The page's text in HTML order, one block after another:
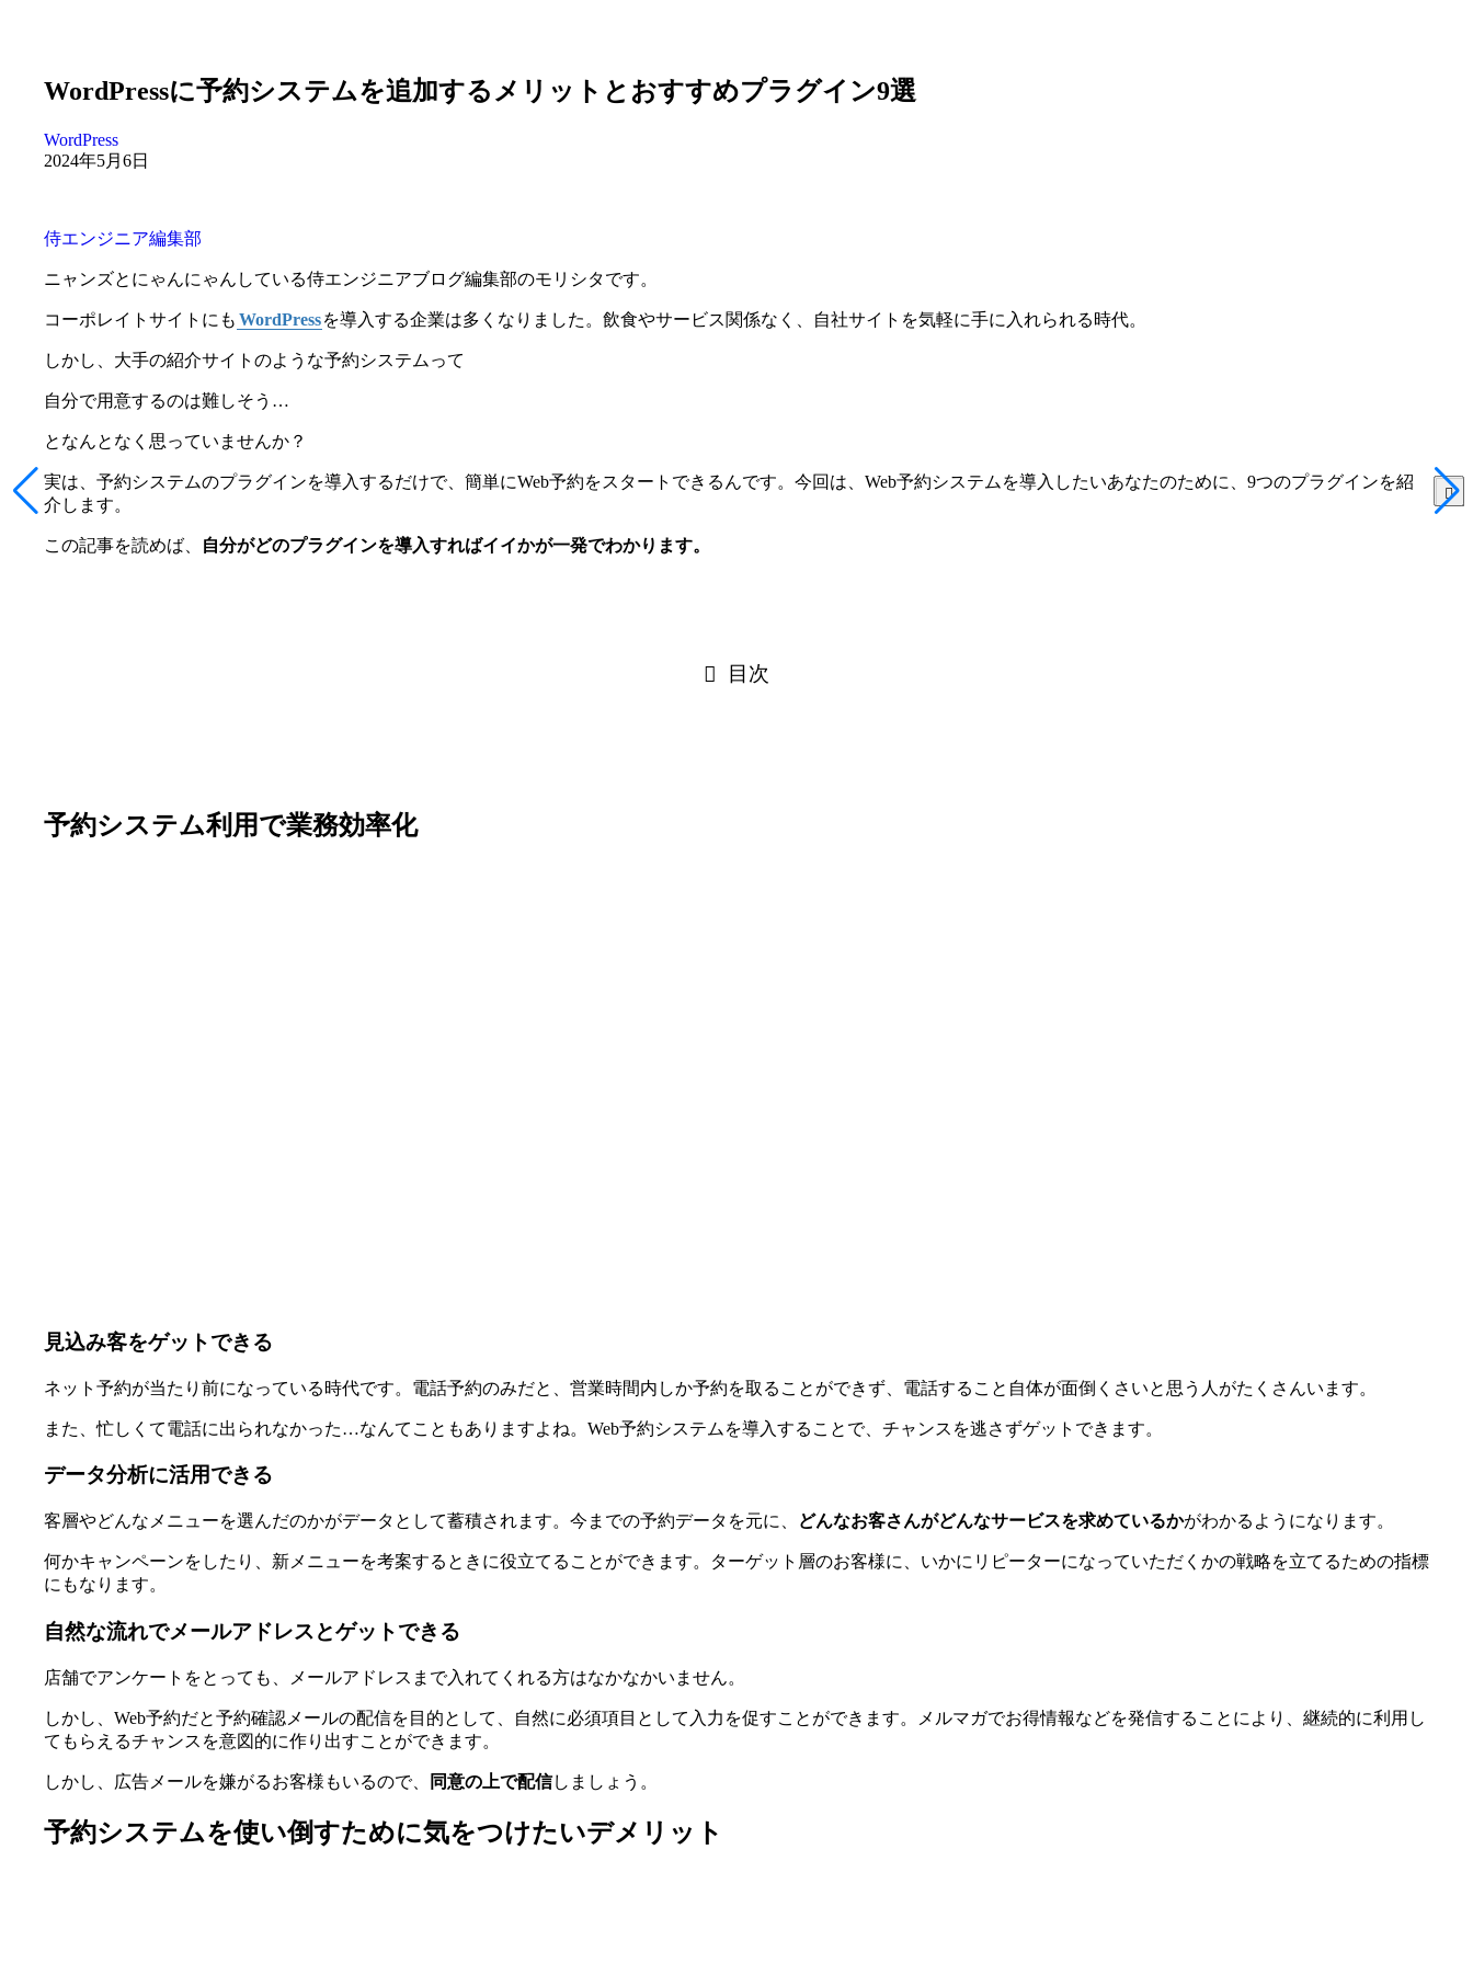
WordPressに予約システムを追加するメリットとおすすめプラグイン9選
WordPress
2024年5月6日
侍エンジニア編集部
ニャンズとにゃんにゃんしている侍エンジニアブログ編集部のモリシタです。
コーポレイトサイトにも WordPress を導入する企業は多くなりました。飲食やサービス関係なく、自社サイトを気軽に手に入れられる時代。
しかし、大手の紹介サイトのような予約システムって
自分で用意するのは難しそう…
となんとなく思っていませんか？
実は、予約システムのプラグインを導入するだけで、簡単にWeb予約をスタートできるんです。今回は、Web予約システムを導入したいあなたのために、9つのプラグインを紹
介します。
この記事を読めば、 自分がどのプラグインを導入すればイイかが一発でわかります。
目次
予約システム利用で業務効率化
見込み客をゲットできる
ネット予約が当たり前になっている時代です。電話予約のみだと、営業時間内しか予約を取ることができず、電話すること自体が面倒くさいと思う人がたくさんいます。
また、忙しくて電話に出られなかった…なんてこともありますよね。Web予約システムを導入することで、チャンスを逃さずゲットできます。
データ分析に活用できる
客層やどんなメニューを選んだのかがデータとして蓄積されます。今までの予約データを元に、 どんなお客さんがどんなサービスを求めているかがわかるようになります。
何かキャンペーンをしたり、新メニューを考案するときに役立てることができます。ターゲット層のお客様に、いかにリピーターになっていただくかの戦略を立てるための指標
にもなります。
自然な流れでメールアドレスとゲットできる
店舗でアンケートをとっても、メールアドレスまで入れてくれる方はなかなかいません。
しかし、Web予約だと予約確認メールの配信を目的として、自然に必須項目として入力を促すことができます。メルマガでお得情報などを発信することにより、継続的に利用し
てもらえるチャンスを意図的に作り出すことができます。
しかし、広告メールを嫌がるお客様もいるので、 同意の上で配信しましょう。
予約システムを使い倒すために気をつけたいデメリット